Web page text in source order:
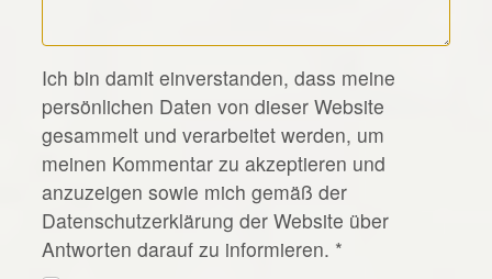
*
Ich bin damit einverstanden, dass meine
persönlichen Daten von dieser Website
gesammelt und verarbeitet werden, um
meinen Kommentar zu akzeptieren und
anzuzeigen sowie mich gemäß der
Datenschutzerklärung der Website über
Antworten darauf zu informieren. *